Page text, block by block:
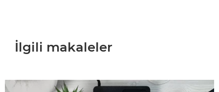
İlgili makaleler